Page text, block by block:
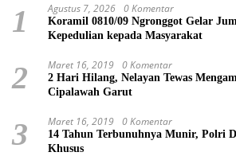
1 Agustus 7, 2026 0 Komentar
Koramil 0810/09 Ngronggot Gelar
Kepedulian kepada Masyarakat
2 Maret 16, 2019 0 Komentar
2 Hari Hilang, Nelayan Tewas
Cipalawah Garut
3 Maret 16, 2019 0 Komentar
14 Tahun Terbunuhnya Munir, Polri
Khusus